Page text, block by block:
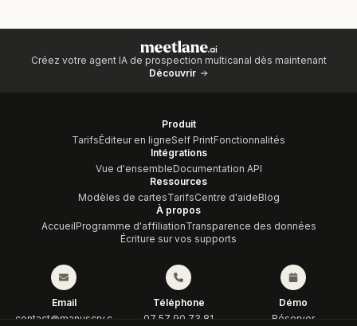
Créez votre agent IA de prospection multicanal dès maintenant
Découvrir
Produit
TarifsÉditeur en ligneSelf PrintFonctionnalités
Intégrations
Vue d'ensembleDocumentation API
Ressources
Modèles de cartesTarifsCentre d'aideBlog
À propos
AccueilProgramme d'affiliationTransparence des données
Écriture sur vos supports
Email
contact@manuscry.c
Téléphone
07 57 90 73 81
Démo
Réserver